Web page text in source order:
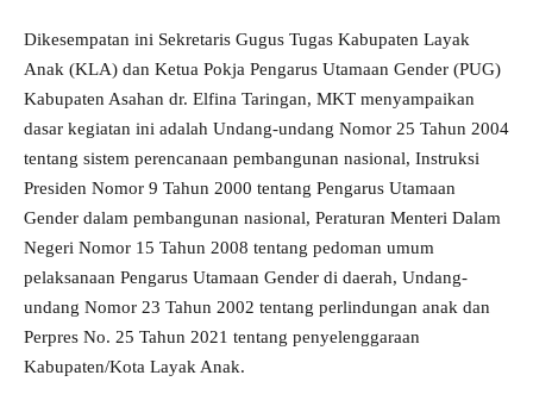
Dikesempatan ini Sekretaris Gugus Tugas Kabupaten Layak
Anak (KLA) dan Ketua Pokja Pengarus Utamaan Gender (PUG)
Kabupaten Asahan dr. Elfina Taringan, MKT menyampaikan
dasar kegiatan ini adalah Undang-undang Nomor 25 Tahun 2004
tentang sistem perencanaan pembangunan nasional, Instruksi
Presiden Nomor 9 Tahun 2000 tentang Pengarus Utamaan
Gender dalam pembangunan nasional, Peraturan Menteri Dalam
Negeri Nomor 15 Tahun 2008 tentang pedoman umum
pelaksanaan Pengarus Utamaan Gender di daerah, Undang-
undang Nomor 23 Tahun 2002 tentang perlindungan anak dan
Perpres No. 25 Tahun 2021 tentang penyelenggaraan
Kabupaten/Kota Layak Anak.